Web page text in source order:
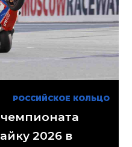
РОССИЙСКОЕ КОЛЬЦО
2026 в